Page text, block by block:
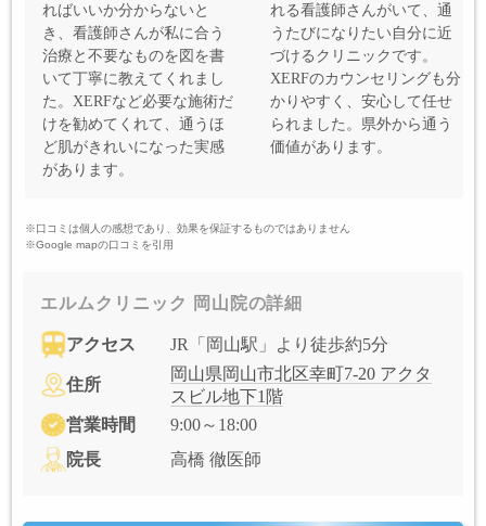
ればいいか分からないと
き、看護師さんが私に合う
治療と不要なものを図を書
いて丁寧に教えてくれまし
た。XERFなど必要な施術だ
けを勧めてくれて、通うほ
ど肌がきれいになった実感
があります。
れる看護師さんがいて、通
うたびになりたい自分に近
づけるクリニックです。
XERFのカウンセリングも分
かりやすく、安心して任せ
られました。県外から通う
価値があります。
※口コミは個人の感想であり、効果を保証するものではありません
※Google mapの口コミを引用
エルムクリニック 岡山院の詳細
アクセス JR「岡山駅」より徒歩約5分
住所
岡山県岡山市北区幸町7-20 アクタ
スビル地下1階
営業時間
9:00～18:00
院長
高橋 徹医師